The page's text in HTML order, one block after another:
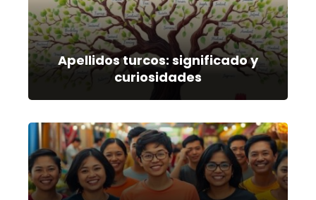
Apellidos turcos: significado y
curiosidades